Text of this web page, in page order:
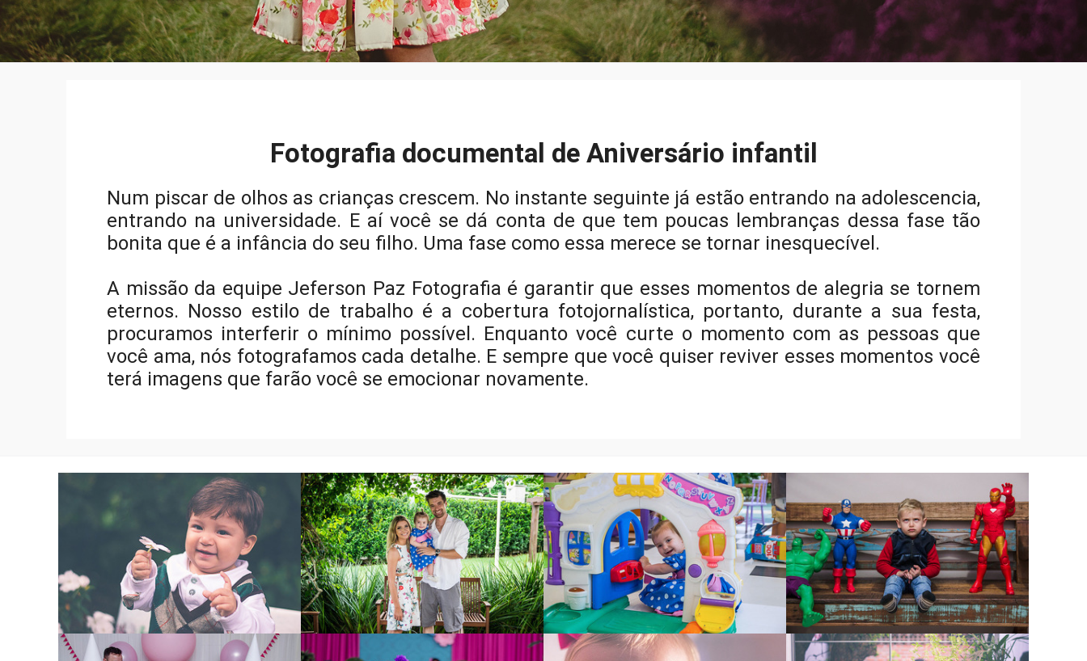
Fotografia documental de Aniversário infantil
Num piscar de olhos as crianças crescem. No instante seguinte já estão entrando na adolescencia,
entrando na universidade. E aí você se dá conta de que tem poucas lembranças dessa fase tão
bonita que é a infância do seu filho. Uma fase como essa merece se tornar inesquecível.
A missão da equipe Jeferson Paz Fotografia é garantir que esses momentos de alegria se tornem
eternos. Nosso estilo de trabalho é a cobertura fotojornalística, portanto, durante a sua festa,
procuramos interferir o mínimo possível. Enquanto você curte o momento com as pessoas que
você ama, nós fotografamos cada detalhe. E sempre que você quiser reviver esses momentos você
terá imagens que farão você se emocionar novamente.